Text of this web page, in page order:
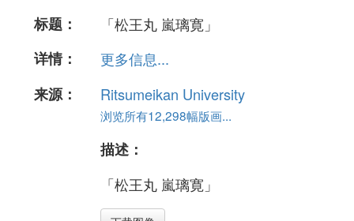
标题：
「松王丸 嵐璃寛」
详情：
更多信息...
来源：
Ritsumeikan University
浏览所有12,298幅版画...
描述：
「松王丸 嵐璃寛」